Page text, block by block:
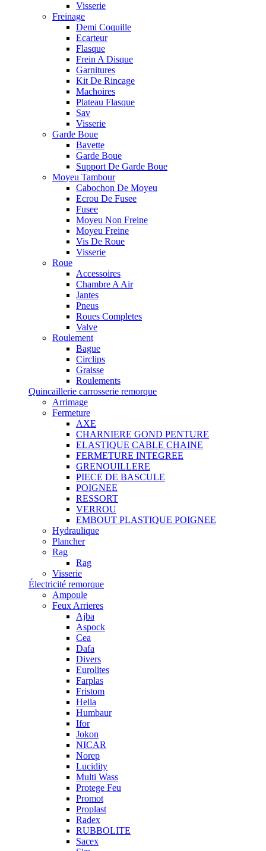
Visserie
Freinage
Demi Coquille
Ecarteur
Flasque
Frein A Disque
Garnitures
Kit De Rincage
Machoires
Plateau Flasque
Sav
Visserie
Garde Boue
Bavette
Garde Boue
Support De Garde Boue
Moyeu Tambour
Cabochon De Moyeu
Ecrou De Fusee
Fusee
Moyeu Non Freine
Moyeu Freine
Vis De Roue
Visserie
Roue
Accessoires
Chambre A Air
Jantes
Pneus
Roues Completes
Valve
Roulement
Bague
Circlips
Graisse
Roulements
Quincaillerie carrosserie remorque
Arrimage
Fermeture
AXE
CHARNIERE GOND PENTURE
ELASTIQUE CABLE CHAINE
FERMETURE INTEGREE
GRENOUILLERE
PIECE DE BASCULE
POIGNEE
RESSORT
VERROU
EMBOUT PLASTIQUE POIGNEE
Hydraulique
Plancher
Rag
Rag
Visserie
Électricité remorque
Ampoule
Feux Arrieres
Ajba
Aspock
Cea
Dafa
Divers
Eurolites
Farplas
Fristom
Hella
Humbaur
Ifor
Jokon
NICAR
Norep
Lucidity
Multi Wass
Protege Feu
Promot
Proplast
Radex
RUBBOLITE
Sacex